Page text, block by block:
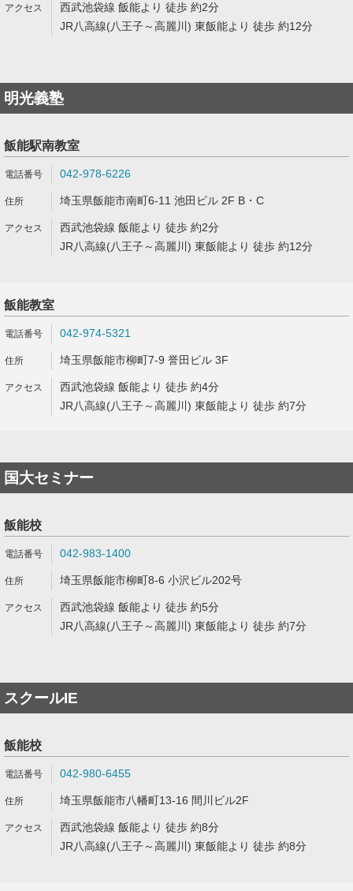
西武池袋線 飯能より 徒歩 約2分
JR八高線(八王子～高麗川) 東飯能より 徒歩 約12分
明光義塾
飯能駅南教室
042-978-6226
埼玉県飯能市南町6-11 池田ビル 2F B・C
西武池袋線 飯能より 徒歩 約2分
JR八高線(八王子～高麗川) 東飯能より 徒歩 約12分
飯能教室
042-974-5321
埼玉県飯能市柳町7-9 誉田ビル 3F
西武池袋線 飯能より 徒歩 約4分
JR八高線(八王子～高麗川) 東飯能より 徒歩 約7分
国大セミナー
飯能校
042-983-1400
埼玉県飯能市柳町8-6 小沢ビル202号
西武池袋線 飯能より 徒歩 約5分
JR八高線(八王子～高麗川) 東飯能より 徒歩 約7分
スクールIE
飯能校
042-980-6455
埼玉県飯能市八幡町13-16 間川ビル2F
西武池袋線 飯能より 徒歩 約8分
JR八高線(八王子～高麗川) 東飯能より 徒歩 約8分